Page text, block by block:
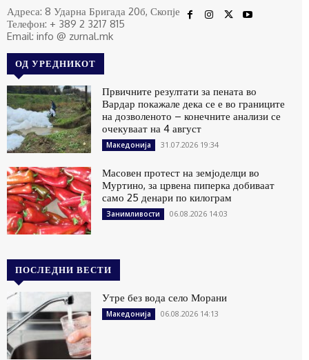
Адреса: 8 Ударна Бригада 20б, Скопје
Телефон: + 389 2 3217 815
Email: info @ zurnal.mk
ОД УРЕДНИКОТ
Првичните резултати за пената во
Вардар покажале дека се е во границите
на дозволеното – конечните анализи се
очекуваат на 4 август
Македонија 31.07.2026 19:34
Масовен протест на земјоделци во
Муртино, за црвена пиперка добиваат
само 25 денари по килограм
Занимливости 06.08.2026 14:03
ПОСЛЕДНИ ВЕСТИ
Утре без вода село Морани
Македонија 06.08.2026 14:13